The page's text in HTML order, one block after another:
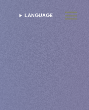
เลือกภาษา
LANGUAGE